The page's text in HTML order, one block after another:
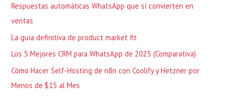
o
r
:
Respuestas automáticas WhatsApp que sí convierten en
ventas
La guía definitiva de product market fit
Los 5 Mejores CRM para WhatsApp de 2025 (Comparativa)
Cómo Hacer Self-Hosting de n8n con Coolify y Hetzner por
Menos de $15 al Mes